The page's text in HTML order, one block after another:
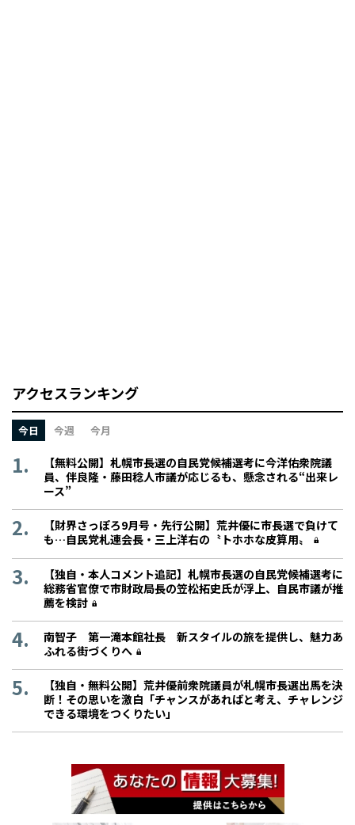
アクセスランキング
今日 今週 今月
【無料公開】札幌市長選の自民党候補選考に今洋佑衆院議
員、伴良隆・藤田稔人市議が応じるも、懸念される“出来レ
ース”
【財界さっぽろ9月号・先行公開】荒井優に市長選で負けて
も…自民党札連会長・三上洋右の〝トホホな皮算用〟
【独自・本人コメント追記】札幌市長選の自民党候補選考に
総務省官僚で市財政局長の笠松拓史氏が浮上、自民市議が推
薦を検討
南智子 第一滝本館社長 新スタイルの旅を提供し、魅力あ
ふれる街づくりへ
【独自・無料公開】荒井優前衆院議員が札幌市長選出馬を決
断！その思いを激白「チャンスがあればと考え、チャレンジ
できる環境をつくりたい」